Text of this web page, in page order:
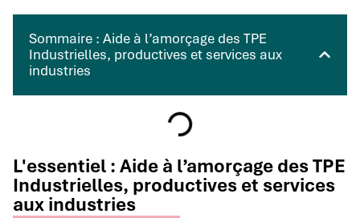
Sommaire : Aide à l’amorçage des TPE
Industrielles, productives et services aux
industries
L'essentiel : Aide à l’amorçage des TPE
Industrielles, productives et services
aux industries